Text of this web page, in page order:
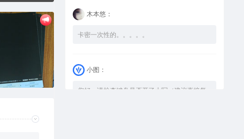
木本悠：
卡密一次性的。。。。。
小图：
您好，请检查键盘是否开了大写（建议直接复